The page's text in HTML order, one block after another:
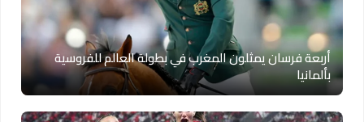
أربعة فرسان يمثلون المغرب في بطولة العالم للفروسية
بألمانيا